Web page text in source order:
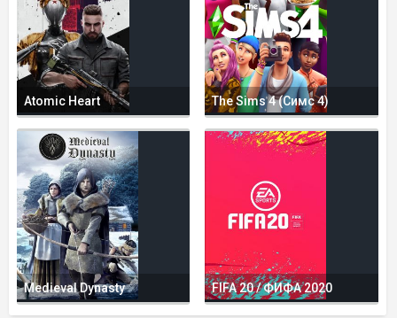
Atomic Heart The Sims 4 (Симс 4)
Medieval Dynasty FIFA 20 / ФИФА 2020